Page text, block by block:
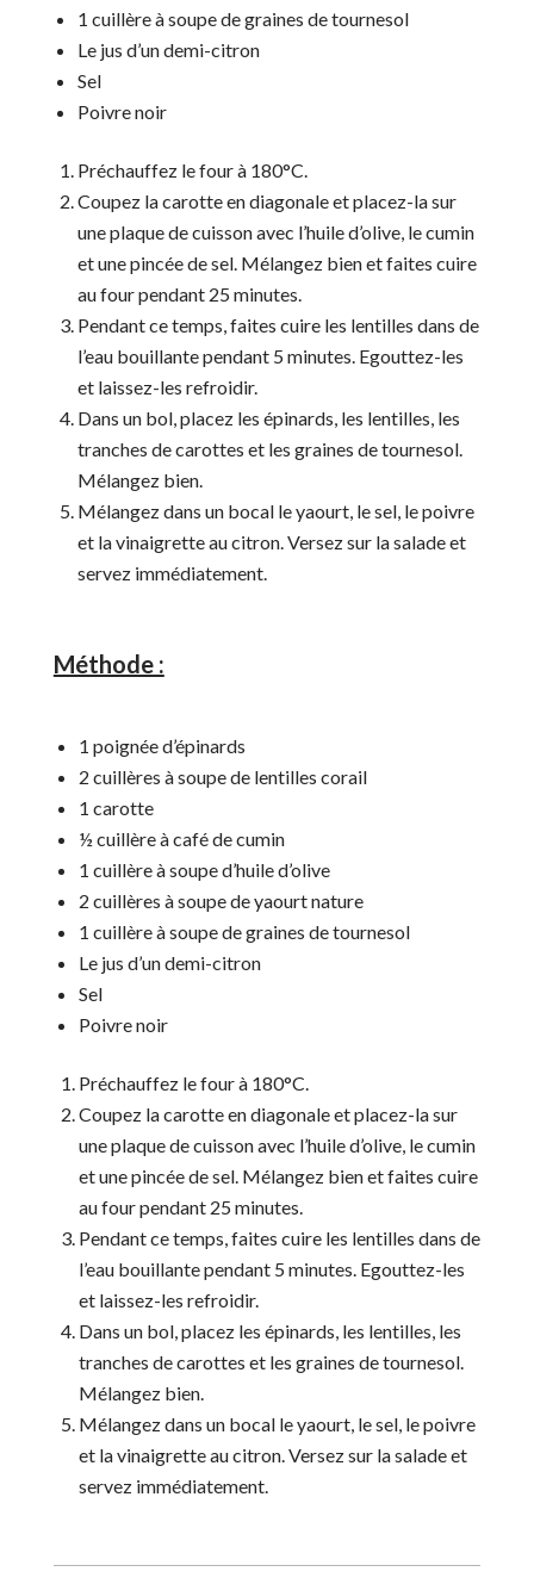
1 cuillère à soupe de graines de tournesol
Le jus d’un demi-citron
Sel
Poivre noir
Préchauffez le four à 180°C.
Coupez la carotte en diagonale et placez-la sur
une plaque de cuisson avec l’huile d’olive, le cumin
et une pincée de sel. Mélangez bien et faites cuire
au four pendant 25 minutes.
Pendant ce temps, faites cuire les lentilles dans de
l’eau bouillante pendant 5 minutes. Egouttez-les
et laissez-les refroidir.
Dans un bol, placez les épinards, les lentilles, les
tranches de carottes et les graines de tournesol.
Mélangez bien.
Mélangez dans un bocal le yaourt, le sel, le poivre
et la vinaigrette au citron. Versez sur la salade et
servez immédiatement.
Méthode :
1 poignée d’épinards
2 cuillères à soupe de lentilles corail
1 carotte
½ cuillère à café de cumin
1 cuillère à soupe d’huile d’olive
2 cuillères à soupe de yaourt nature
1 cuillère à soupe de graines de tournesol
Le jus d’un demi-citron
Sel
Poivre noir
Préchauffez le four à 180°C.
Coupez la carotte en diagonale et placez-la sur
une plaque de cuisson avec l’huile d’olive, le cumin
et une pincée de sel. Mélangez bien et faites cuire
au four pendant 25 minutes.
Pendant ce temps, faites cuire les lentilles dans de
l’eau bouillante pendant 5 minutes. Egouttez-les
et laissez-les refroidir.
Dans un bol, placez les épinards, les lentilles, les
tranches de carottes et les graines de tournesol.
Mélangez bien.
Mélangez dans un bocal le yaourt, le sel, le poivre
et la vinaigrette au citron. Versez sur la salade et
servez immédiatement.